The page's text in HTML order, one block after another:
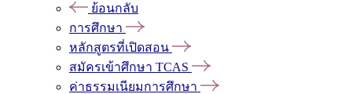
ย้อนกลับ
การศึกษา
หลักสูตรที่เปิดสอน
สมัครเข้าศึกษา TCAS
ค่าธรรมเนียมการศึกษา